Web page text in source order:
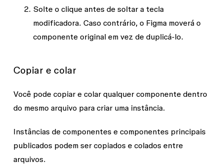
Solte o clique antesde soltar a tecla
modificadora. Caso contrário, o Figma moverá o
componente original em vez de duplicá-lo.
Copiar e colar
Você pode copiar e colar qualquer componente dentro
do mesmo arquivo para criar uma instância.
Instâncias de componentes e componentes principais
publicados podem ser copiados e colados entre
arquivos.